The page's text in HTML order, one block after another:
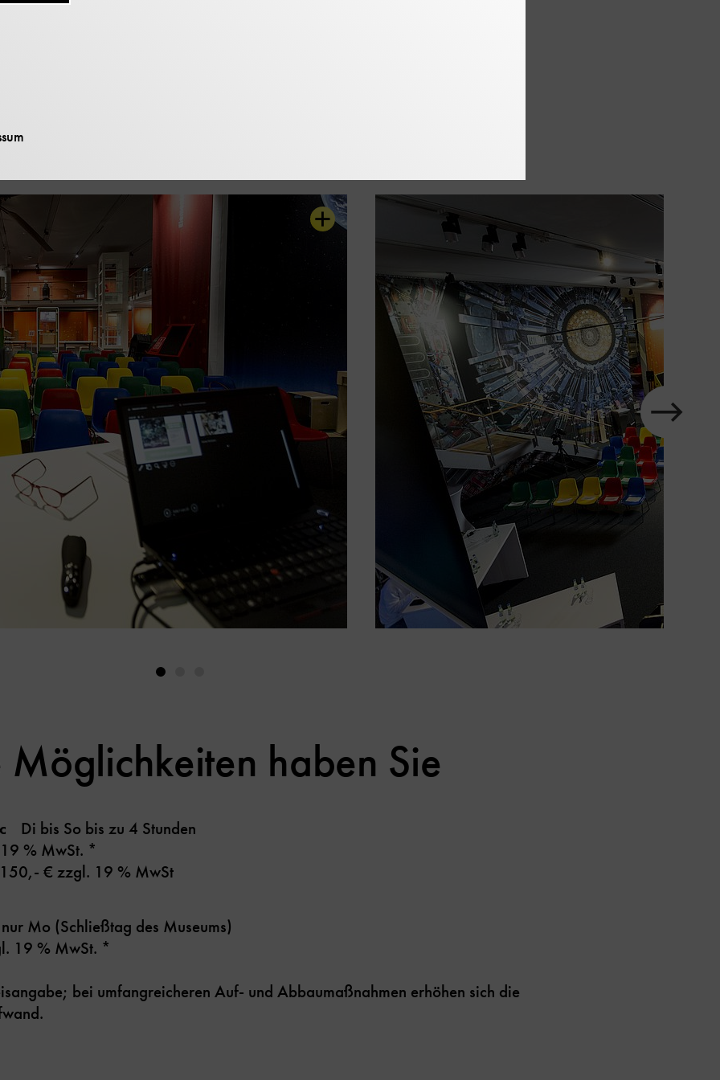
Zeige
nächstes
Element
im
Karussell
Möglichkeiten haben Sie
Di bis So bis zu 4 Stunden
19 % MwSt. *
€ zzgl. 19 % MwSt
nur Mo (Schließtag des Museums)
19 % MwSt. *
bei umfangreicheren Auf- und Abbaumaßnahmen erhöhen sich die